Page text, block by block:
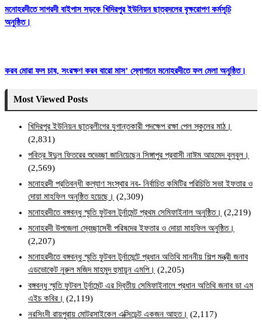
মনোহরদীতে সাগরদী বাইপাস সড়কে খিদিরপুর ইউনিয়ন ছাত্রদলের বৃক্ষরোপণ কর্মসূচি
অনুষ্ঠিত।
করব মোরা ফল চাষ, সংরক্ষণ করব বারো মাস’ স্লোগানে মনোহরদীতে ফল মেলা অনুষ্ঠিত।
Most Viewed Posts
খিদিরপুর ইউনিয়ন ছাত্রলীগের যুগান্তকারী পদক্ষেপ রক্ষা পেল স্কুলের মাঠ।
(2,831)
পবিত্র ঈদুল ফিতরের শুভেচ্ছা জানিয়েছেন সিঙ্গাপুর প্রবাসী নাঈম আহমেদ বুলবুল।
(2,569)
মনোহরদী প্রতিবন্ধী কল্যাণ সংস্থার নব- নির্বাচিত কমিটির পরিচিতি সভা ইফতার ও
দোয়া মাহফিল অনুষ্ঠিত হয়েছে। (2,309)
মনোহরদীতে বঙ্গবন্ধু স্মৃতি ফুটবল টুর্নামেন্ট প্রথম সেমিফাইনাল অনুষ্ঠিত। (2,219)
মনোহরদী উপজেলা স্বেচ্ছাসেবী পরিষদের ইফতার ও দোয়া মাহফিল অনুষ্ঠিত।
(2,207)
মনোহরদীতে বঙ্গবন্ধু স্মৃতি ফুটবল টুর্নামেন্টে প্রধান অতিথি মাননীয় শিল্প মন্ত্রী জনাব
এডভোকেট নুরুল মজিদ মাহমুদ হুমায়ূন এমপি। (2,205)
বঙ্গবন্ধু স্মৃতি ফুটবল টুর্নামেন্ট এর দ্বিতীয় সেমিফাইনালে প্রধান অতিথি জনাব ডা এম
এইচ কবির। (2,119)
নরসিংদী রায়পুরায় মোটরসাইকেল এক্সিডেন্ট একজন আহত। (2,117)